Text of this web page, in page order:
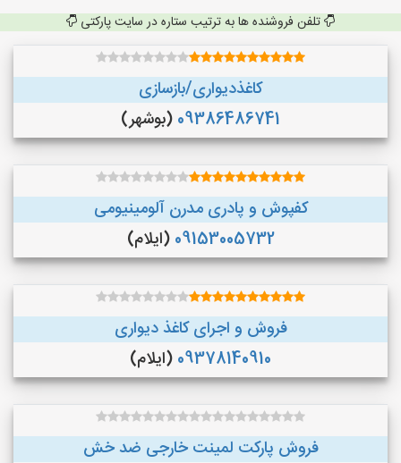
تلفن فروشنده ها به ترتیب ستاره در سایت پارکتی
کاغذدیواری/بازسازی
09386486741 (بوشهر)
کفپوش و پادری مدرن آلومینیومی
09153005732 (ایلام)
فروش و اجرای کاغذ دیواری
09378140910 (ایلام)
فروش پارکت لمینت خارجی ضد خش